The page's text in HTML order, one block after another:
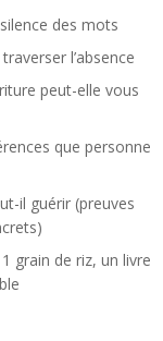
des mots
l’absence
peut-elle vous
que personne
il guérir (preuves
grain de riz, un livre